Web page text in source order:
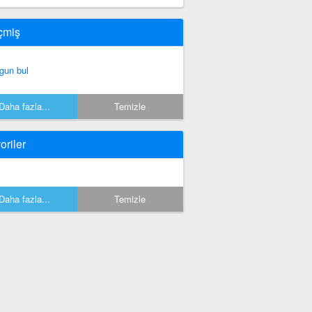
bul
Daha fazla... Temizle
Daha fazla... Temizle